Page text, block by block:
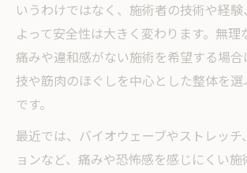
いうわけではなく、施術者の技術や経
よって安全性は大きく変わります。無理
痛みや違和感がない施術を希望する場
技や筋肉のほぐしを中心とした整体を
です。
最近では、バイオウェーブやストレッ
ョンなど、痛みや恐怖感を感じにくい